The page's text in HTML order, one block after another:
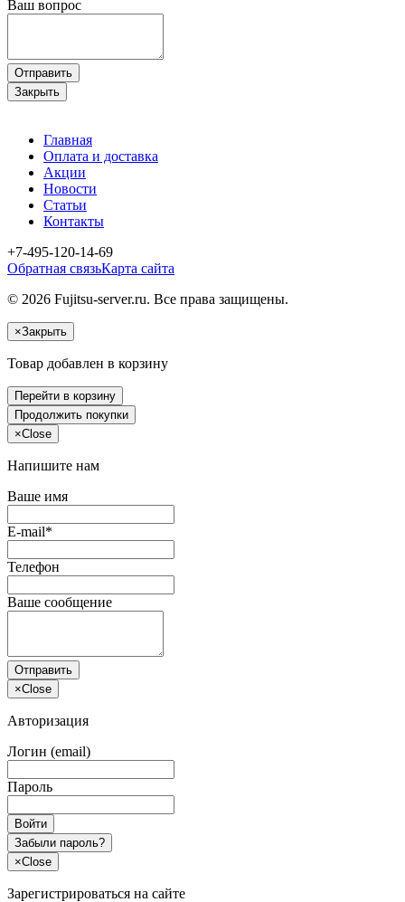
Ваш вопрос
Отправить
Закрыть
Главная
Оплата и доставка
Акции
Новости
Статьи
Контакты
+7-495-120-14-69
Обратная связьКарта сайта
© 2026 Fujitsu-server.ru. Все права защищены.
×Закрыть
Товар добавлен в корзину
Перейти в корзину
Продолжить покупки
×Close
Напишите нам
Ваше имя
E-mail*
Телефон
Ваше сообщение
Отправить
×Close
Авторизация
Логин (email)
Пароль
Войти
Забыли пароль?
×Close
Зарегистрироваться на сайте